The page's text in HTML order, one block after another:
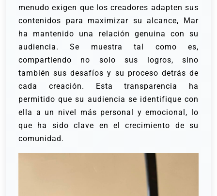
menudo exigen que los creadores adapten sus
contenidos para maximizar su alcance, Mar
ha mantenido una relación genuina con su
audiencia. Se muestra tal como es,
compartiendo no solo sus logros, sino
también sus desafíos y su proceso detrás de
cada creación. Esta transparencia ha
permitido que su audiencia se identifique con
ella a un nivel más personal y emocional, lo
que ha sido clave en el crecimiento de su
comunidad.